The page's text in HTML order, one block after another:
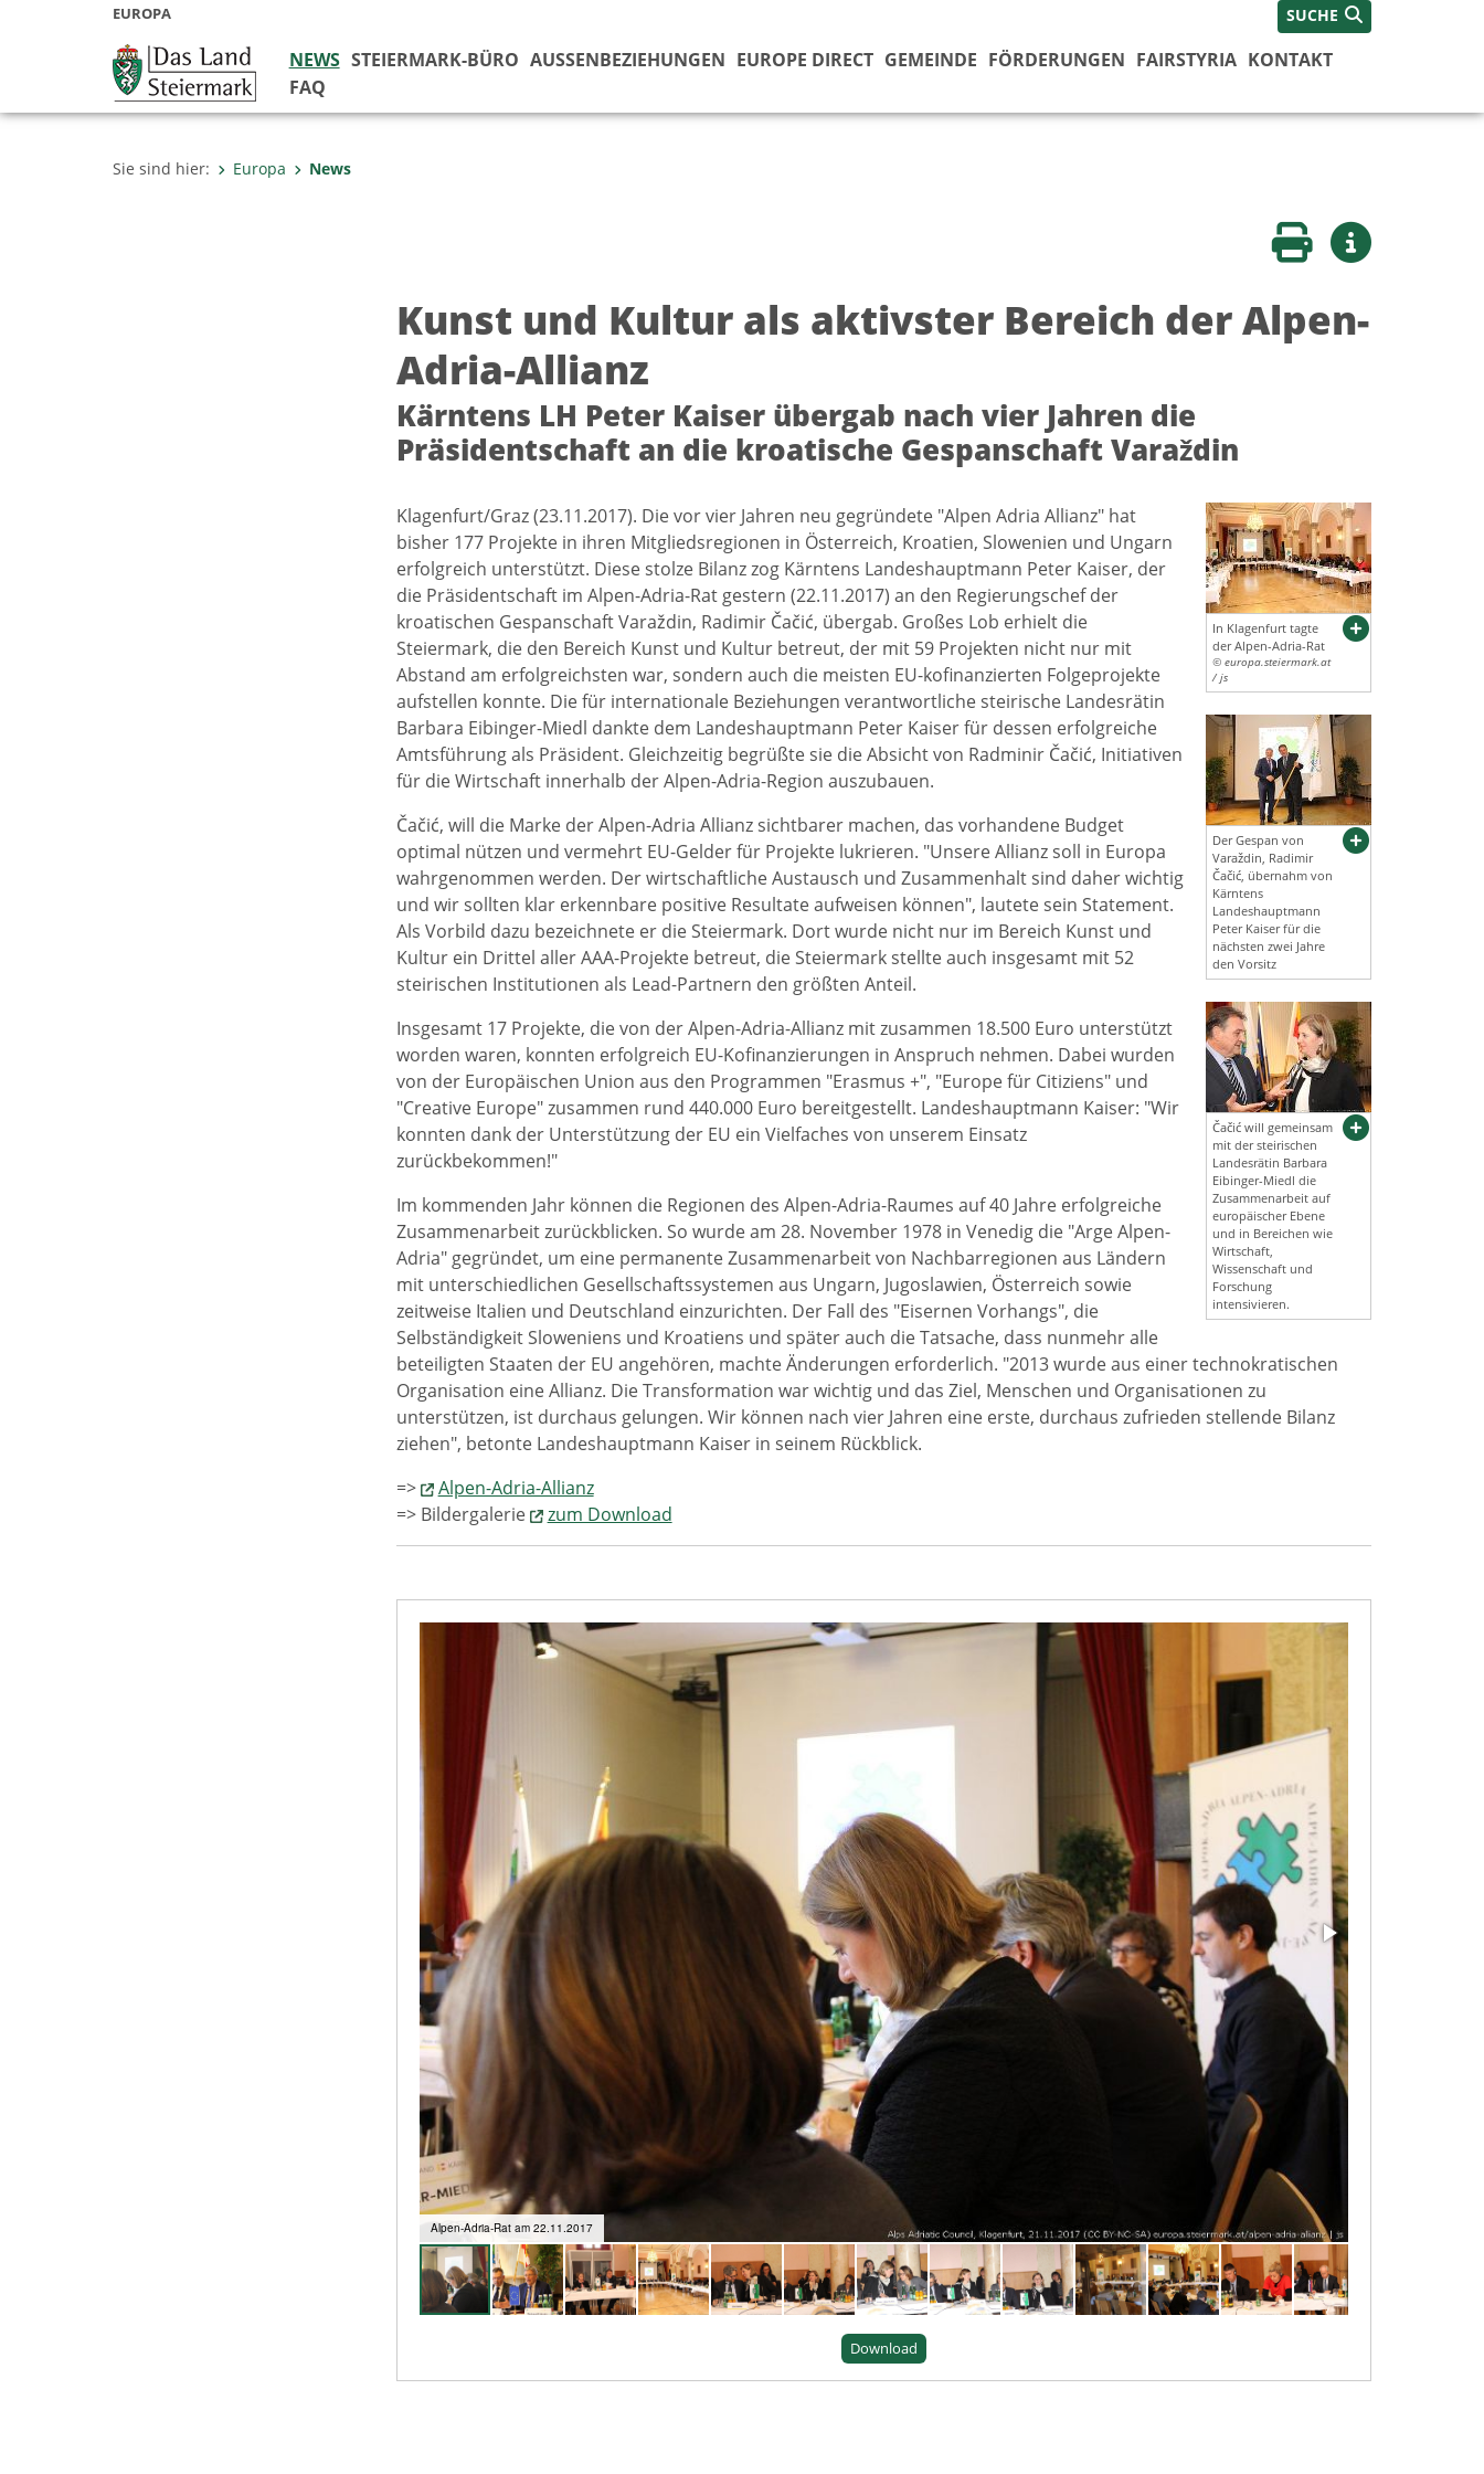
EUROPA SUCHE
NEWS STEIERMARK-BÜRO AUSSENBEZIEHUNGEN EUROPE DIRECT GEMEINDE FÖRDERUNGEN FAIRSTYRIA KONTAKT
FAQ
Sie sind hier: Europa News
Seite druckenWeitere Infos
Kunst und Kultur als aktivster Bereich der Alpen-
Adria-Allianz
Kärntens LH Peter Kaiser übergab nach vier Jahren die
Präsidentschaft an die kroatische Gespanschaft Varaždin
In Klagenfurt tagte
der Alpen-Adria-Rat
© europa.steiermark.at
/ js
Der Gespan von
Varaždin, Radimir
Čačić, übernahm von
Kärntens
Landeshauptmann
Peter Kaiser für die
nächsten zwei Jahre
den Vorsitz
Čačić will gemeinsam
mit der steirischen
Landesrätin Barbara
Eibinger-Miedl die
Zusammenarbeit auf
europäischer Ebene
und in Bereichen wie
Wirtschaft,
Wissenschaft und
Forschung
intensivieren.
Klagenfurt/Graz (23.11.2017). Die vor vier Jahren neu gegründete "Alpen Adria Allianz" hat
bisher 177 Projekte in ihren Mitgliedsregionen in Österreich, Kroatien, Slowenien und Ungarn
erfolgreich unterstützt. Diese stolze Bilanz zog Kärntens Landeshauptmann Peter Kaiser, der
die Präsidentschaft im Alpen-Adria-Rat gestern (22.11.2017) an den Regierungschef der
kroatischen Gespanschaft Varaždin, Radimir Čačić, übergab. Großes Lob erhielt die
Steiermark, die den Bereich Kunst und Kultur betreut, der mit 59 Projekten nicht nur mit
Abstand am erfolgreichsten war, sondern auch die meisten EU-kofinanzierten Folgeprojekte
aufstellen konnte. Die für internationale Beziehungen verantwortliche steirische Landesrätin
Barbara Eibinger-Miedl dankte dem Landeshauptmann Peter Kaiser für dessen erfolgreiche
Amtsführung als Präsident. Gleichzeitig begrüßte sie die Absicht von Radminir Čačić, Initiativen
für die Wirtschaft innerhalb der Alpen-Adria-Region auszubauen.
Čačić, will die Marke der Alpen-Adria Allianz sichtbarer machen, das vorhandene Budget
optimal nützen und vermehrt EU-Gelder für Projekte lukrieren. "Unsere Allianz soll in Europa
wahrgenommen werden. Der wirtschaftliche Austausch und Zusammenhalt sind daher wichtig
und wir sollten klar erkennbare positive Resultate aufweisen können", lautete sein Statement.
Als Vorbild dazu bezeichnete er die Steiermark. Dort wurde nicht nur im Bereich Kunst und
Kultur ein Drittel aller AAA-Projekte betreut, die Steiermark stellte auch insgesamt mit 52
steirischen Institutionen als Lead-Partnern den größten Anteil.
Insgesamt 17 Projekte, die von der Alpen-Adria-Allianz mit zusammen 18.500 Euro unterstützt
worden waren, konnten erfolgreich EU-Kofinanzierungen in Anspruch nehmen. Dabei wurden
von der Europäischen Union aus den Programmen "Erasmus +", "Europe für Citiziens" und
"Creative Europe" zusammen rund 440.000 Euro bereitgestellt. Landeshauptmann Kaiser: "Wir
konnten dank der Unterstützung der EU ein Vielfaches von unserem Einsatz
zurückbekommen!"
Im kommenden Jahr können die Regionen des Alpen-Adria-Raumes auf 40 Jahre erfolgreiche
Zusammenarbeit zurückblicken. So wurde am 28. November 1978 in Venedig die "Arge Alpen-
Adria" gegründet, um eine permanente Zusammenarbeit von Nachbarregionen aus Ländern
mit unterschiedlichen Gesellschaftssystemen aus Ungarn, Jugoslawien, Österreich sowie
zeitweise Italien und Deutschland einzurichten. Der Fall des "Eisernen Vorhangs", die
Selbständigkeit Sloweniens und Kroatiens und später auch die Tatsache, dass nunmehr alle
beteiligten Staaten der EU angehören, machte Änderungen erforderlich. "2013 wurde aus einer technokratischen
Organisation eine Allianz. Die Transformation war wichtig und das Ziel, Menschen und Organisationen zu
unterstützen, ist durchaus gelungen. Wir können nach vier Jahren eine erste, durchaus zufrieden stellende Bilanz
ziehen", betonte Landeshauptmann Kaiser in seinem Rückblick.
=>
Alpen-Adria-Allianz
=> Bildergalerie
zum Download
Alpen-Adria-Rat am 22.11.2017
Download